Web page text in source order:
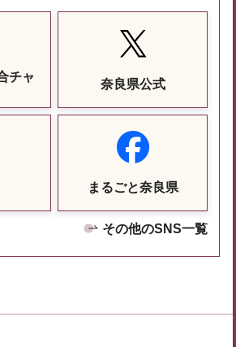
チャ
奈良県公式
まるごと奈良県
その他のSNS一覧